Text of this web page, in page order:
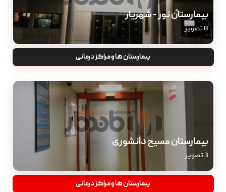
بیمارستان نور - شهریار
8 تصویر
بیمارستان ها و مراکز درمانی
بیمارستان مسیح دانشوری
3 تصویر
بیمارستان ها و مراکز درمانی